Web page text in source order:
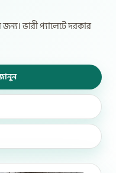
ভারী প্যালেটে দরকার